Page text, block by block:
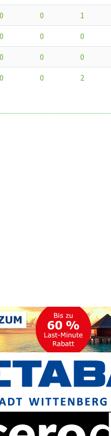
0 0 1
0 0 0
0 0 0
0 0 2